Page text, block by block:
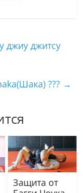
джиу джитсу
??? →
Защита от